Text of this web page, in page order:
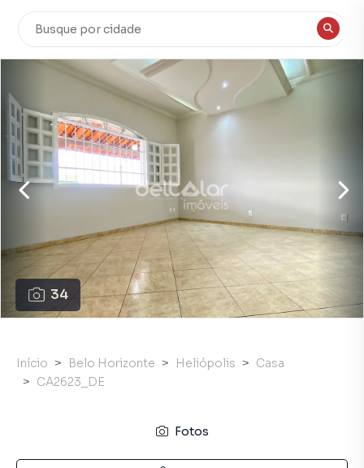
34
Início Belo Horizonte Heliópolis
Casa
CA2623_DE
Fotos